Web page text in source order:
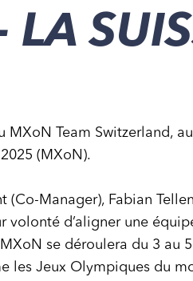
Team Switzerland,
(MXoN).
(Co-Manager), Fabian
volonté d’aligner une
se déroulera du 3 au
les Jeux Olympiques du